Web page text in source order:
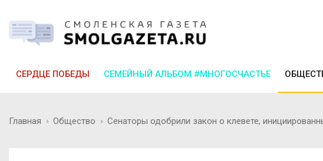
СЕРДЦЕ ПОБЕДЫ СЕМЕЙНЫЙ АЛЬБОМ #МНОГОСЧАСТЬЕ
Главная Общество Сенаторы одобрили закон о клевете,